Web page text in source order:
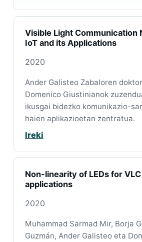
Visible Light Communication
IoT and its Applications
2020
Ander Galisteo Zabaloren
Domenico Giustinianok
ikusgai bidezko komunikazio-
haien aplikazioetan zentratua.
Ireki
Non-linearity of LEDs for
applications
2020
Muhammad Sarmad Mir, Borja
Guzmán, Ander Galisteo eta